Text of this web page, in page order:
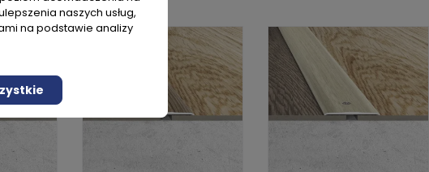
naszych usług,
na podstawie analizy